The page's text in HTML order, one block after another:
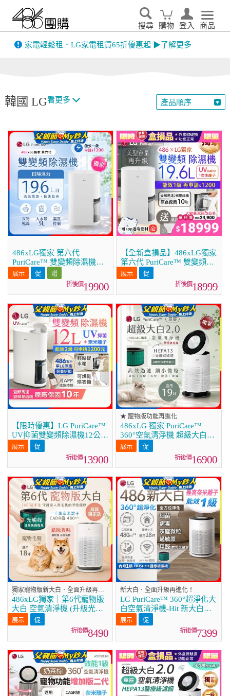
搜尋 購物 登入 商品
家電輕鬆租．LG家電租賃65折優惠起 ▶了解更多
韓國 LG看更多 產品順序
486xLG獨家 第六代
PuriCare™ 雙變頻除濕機
19.6公升 時尚款 白色
DD201MWE0
19900
【全新盒損品】486xLG獨家
第六代 PuriCare™ 雙變頻除
濕機19.6公升 時尚款 白色
DD201MWE0
18999
【限時優惠】LG PuriCare™
UV抑菌雙變頻除濕機12公升
(DD121MWE0)
13900
★ 寵物版功能再進化
486xLG 獨家 PuriCare™
360°空氣清淨機 超級大白
2.0 (單層寵物版)
AS651DWS0
16900
獨家寵物版新大白．全面升級再進
化！
486xLG獨家｜第6代寵物版
大白 空氣清淨機 (升級光觸
媒濾網) AS601HC70
8490
新大白．全面升級再進化！
LG PuriCare™ 360°超淨化大
白空氣清淨機-Hit 新大白
(AS601HWG0)
7399